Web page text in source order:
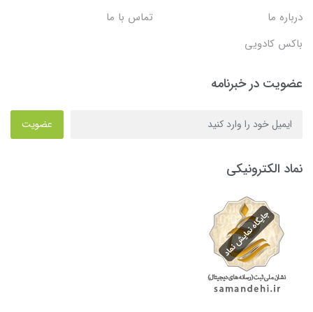
درباره ما
تماس با ما
باکس کادویی
عضویت در خبرنامه
عضویت
نماد الکترونیکی